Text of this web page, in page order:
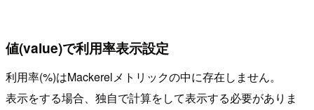
値(value)で利用率表示設定
利用率(%)はMackerelメトリックの中に存在しません。
表示をする場合、独自で計算をして表示する必要がありま